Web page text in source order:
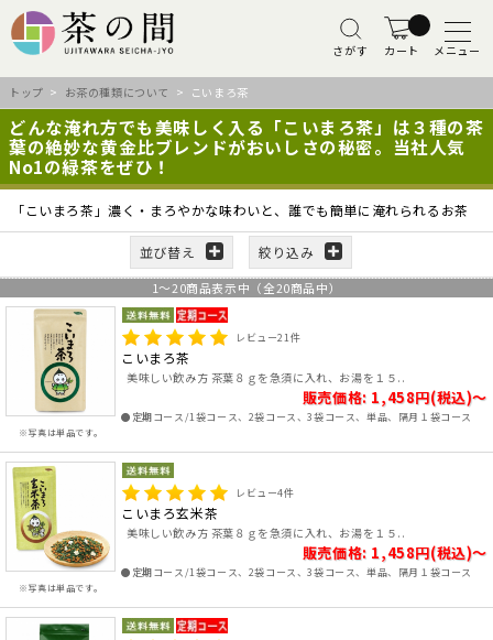
さがす カート メニュー
トップ > お茶の種類について > こいまろ茶
どんな淹れ方でも美味しく入る「こいまろ茶」は３種の茶
葉の絶妙な黄金比ブレンドがおいしさの秘密。当社人気
No1の緑茶をぜひ！
「こいまろ茶」濃く・まろやかな味わいと、誰でも簡単に淹れられるお茶
並び替え 絞り込み
1～20商品表示中（全20商品中）
※写真は単品です。
レビュー21件
こいまろ茶
美味しい飲み方 茶葉８ｇを急須に入れ、お湯を１５..
販売価格: 1,458円(税込)～
●定期コース/1袋コース、2袋コース、3袋コース、単品、隔月１袋コース
※写真は単品です。
レビュー4件
こいまろ玄米茶
美味しい飲み方 茶葉８ｇを急須に入れ、お湯を１５..
販売価格: 1,458円(税込)～
●定期コース/1袋コース、2袋コース、3袋コース、単品、隔月１袋コース